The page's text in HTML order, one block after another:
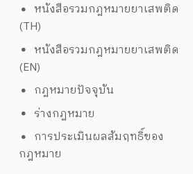
หนังสือรวมกฎหมายยาเสพติด
(TH)
หนังสือรวมกฎหมายยาเสพติด
(EN)
กฎหมายปัจจุบัน
ร่างกฎหมาย
การประเมินผลสัมฤทธิ์ของ
กฎหมาย